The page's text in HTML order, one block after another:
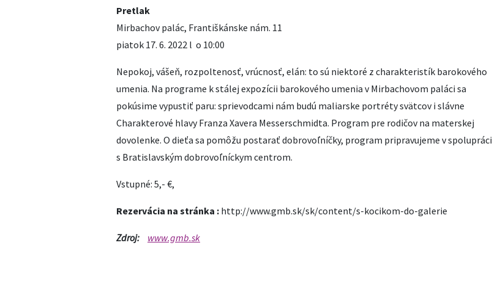
Pretlak
Mirbachov palác, Františkánske nám. 11
piatok 17. 6. 2022 l o 10:00
Nepokoj, vášeň, rozpoltenosť, vrúcnosť, elán: to sú niektoré z charakteristík barokového
umenia. Na programe k stálej expozícii barokového umenia v Mirbachovom paláci sa
pokúsime vypustiť paru: sprievodcami nám budú maliarske portréty svätcov i slávne
Charakterové hlavy Franza Xavera Messerschmidta. Program pre rodičov na materskej
dovolenke. O dieťa sa pomôžu postarať dobrovoľníčky, program pripravujeme v spolupráci
s Bratislavským dobrovoľníckym centrom.
Vstupné: 5,- €,
Rezervácia na stránka : http://www.gmb.sk/sk/content/s-kocikom-do-galerie
Zdroj: www.gmb.sk